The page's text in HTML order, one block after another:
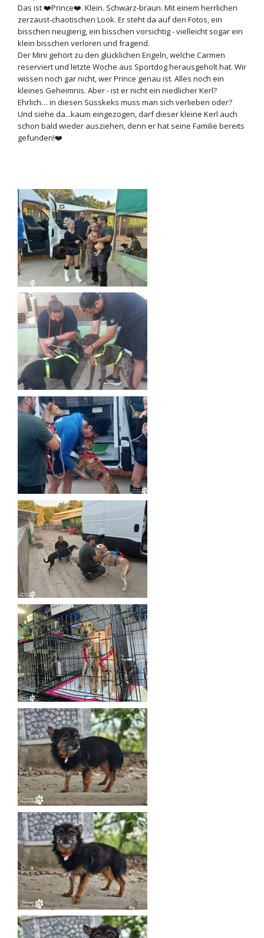
Das ist ❤️Prince❤️. Klein. Schwarz-braun. Mit einem herrlichen
zerzaust-chaotischen Look. Er steht da auf den Fotos, ein
bisschen neugierig, ein bisschen vorsichtig - vielleicht sogar ein
klein bisschen verloren und fragend.
Der Mini gehört zu den glücklichen Engeln, welche Carmen
reserviert und letzte Woche aus Sportdog herausgeholt hat. Wir
wissen noch gar nicht, wer Prince genau ist. Alles noch ein
kleines Geheimnis. Aber - ist er nicht ein niedlicher Kerl?
Ehrlich… in diesen Süsskeks muss man sich verlieben oder?
Und siehe da...kaum eingezogen, darf dieser kleine Kerl auch
schon bald wieder ausziehen, denn er hat seine Familie bereits
gefunden!❤️